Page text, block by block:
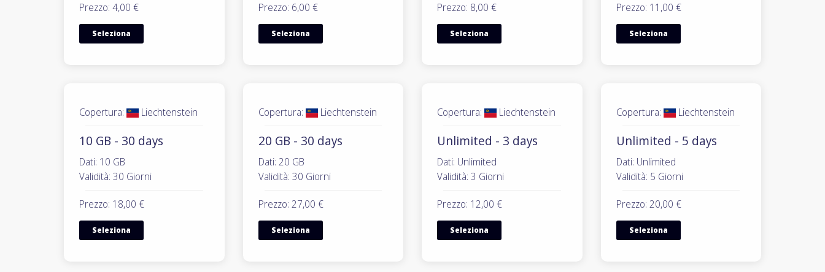
Prezzo: 4,00 €
Seleziona
Prezzo: 6,00 €
Seleziona
Prezzo: 8,00 €
Seleziona
Prezzo: 11,00 €
Seleziona
Copertura: Liechtenstein
10 GB - 30 days
Dati: 10 GB
Validità: 30 Giorni
Prezzo: 18,00 €
Seleziona
Copertura: Liechtenstein
20 GB - 30 days
Dati: 20 GB
Validità: 30 Giorni
Prezzo: 27,00 €
Seleziona
Copertura: Liechtenstein
Unlimited - 3 days
Dati: Unlimited
Validità: 3 Giorni
Prezzo: 12,00 €
Seleziona
Copertura: Liechtenstein
Unlimited - 5 days
Dati: Unlimited
Validità: 5 Giorni
Prezzo: 20,00 €
Seleziona